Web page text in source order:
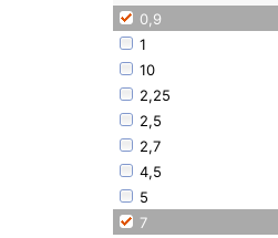
0,9
1
10
2,25
2,5
2,7
4,5
5
7